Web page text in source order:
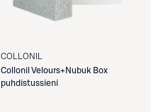
COLLONIL
Collonil Velours+Nubuk Box
puhdistussieni